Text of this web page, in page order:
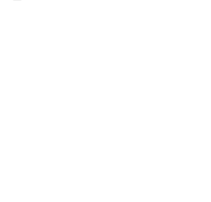
。老吴救人不及受伤被捕，母女二人一死一伤。后药铺老板娘梅姨
与克里斯汀伪装身份，深入追查案件背景。这场调查引发了全球范
说服去执行他最擅长的任务——前往波兰找回一个掌握重要信息的瑞
的间谍行为，同时发现有人从瑞典窃取秘密武器材料。他被调至布